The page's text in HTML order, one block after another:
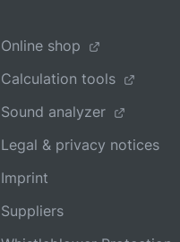
Online shop
Calculation tools
Sound analyzer
Legal & privacy notices
Imprint
Suppliers